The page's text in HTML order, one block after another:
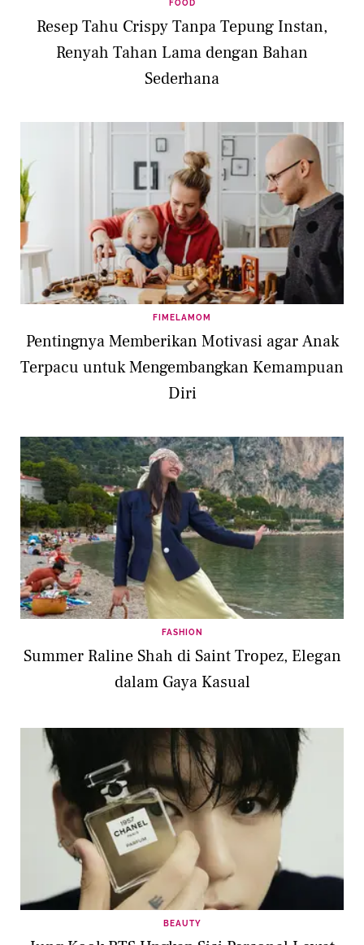
FOOD
Resep Tahu Crispy Tanpa Tepung Instan,
Renyah Tahan Lama dengan Bahan
Sederhana
FIMELAMOM
Pentingnya Memberikan Motivasi agar Anak
Terpacu untuk Mengembangkan Kemampuan
Diri
FASHION
Summer Raline Shah di Saint Tropez, Elegan
dalam Gaya Kasual
BEAUTY